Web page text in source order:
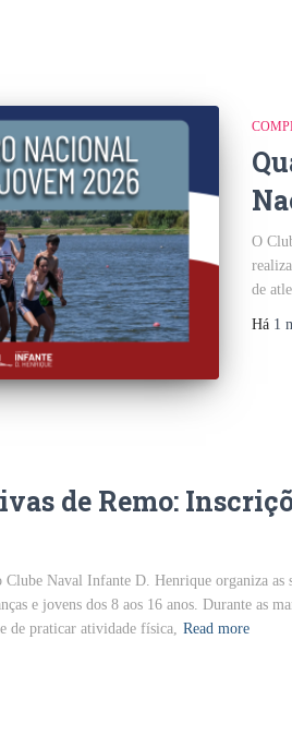
O
de
Há 1
de Remo:
Naval Infante D. Henrique organiza as
e jovens dos 8 aos 16 anos. Durante as
de praticar atividade física,
Read more